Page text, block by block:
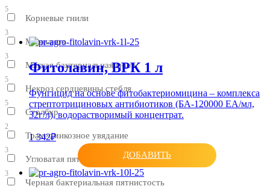
5
Корневые гнили
3
Монилиоз
3
Мягкая бактериальная гниль
5
Некроз сердцевины стебля
5
Столбур
2
Трахеомикозное увядание
3
Угловатая пятнистость листьев
3
Черная бактериальная пятнистость
Фитолавин, ВРК 1 л
Фунгицид на основе фитобактериомицина – комплекса
стрептотрициновых антибиотиков (БА-120000 ЕА/мл,
32г/л), водорастворимый концентрат.
1 342₽
ДОБАВИТЬ